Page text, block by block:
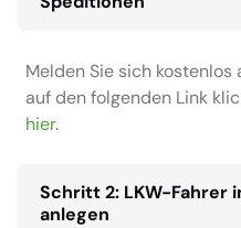
Melden Sie sich
auf den folgenden Link
hier.
Schritt 2: LKW-Fahrer
anlegen